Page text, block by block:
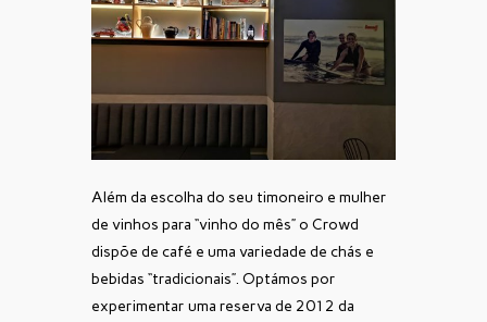
Além da escolha do seu timoneiro e mulher
de vinhos para “vinho do mês” o Crowd
dispõe de café e uma variedade de chás e
bebidas “tradicionais”. Optámos por
experimentar uma reserva de 2012 da